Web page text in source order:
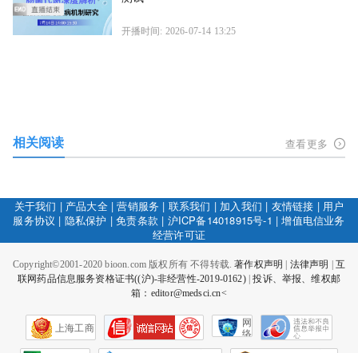
开播时间: 2026-07-14 13:25
相关阅读 查看更多
关于我们 | 产品大全|营销服务 | 联系我们 | 加入我们 | 友情链接 | 用户
服务协议 | 隐私保护 |免责条款 | 沪ICP备14018915号-1 |增值电信业务
经营许可证
Copyright©2001-2020 bioon.com 版权所有 不得转载.著作权声明 法律声明
互
联网药品信息服务资格证书((沪)-非经营性-2019-0162)|投诉、举报、维权邮
箱：editor@medsci.cn<
上海工商
网
络